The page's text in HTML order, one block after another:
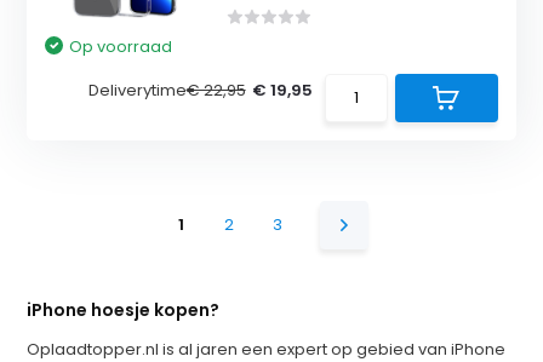
Op voorraad
Deliverytime€ 22,95 € 19,95
1 2 3
iPhone hoesje kopen?
Oplaadtopper.nl is al jaren een expert op gebied van iPhone